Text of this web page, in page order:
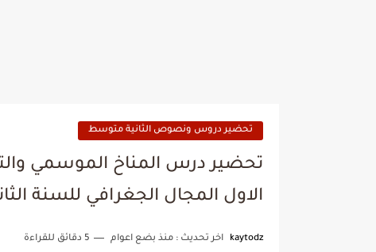
تحضير دروس ونصوص الثانية متوسط
تحضير درس المناخ الموسمي
الاول المجال الجغرافي للسنة
kaytodz اخر تحديث : منذ بضع اعوام 5 دقائق للقراءة